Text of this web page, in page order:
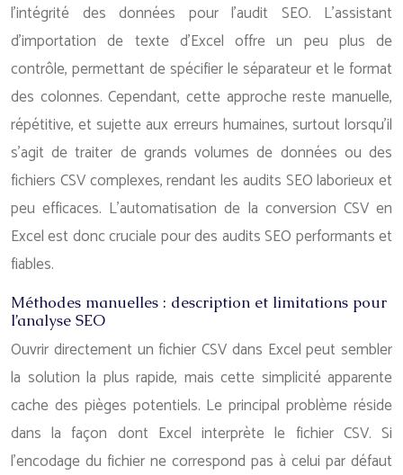
l’intégrité des données pour l’audit SEO. L’assistant
d’importation de texte d’Excel offre un peu plus de
contrôle, permettant de spécifier le séparateur et le format
des colonnes. Cependant, cette approche reste manuelle,
répétitive, et sujette aux erreurs humaines, surtout lorsqu’il
s’agit de traiter de grands volumes de données ou des
fichiers CSV complexes, rendant les audits SEO laborieux et
peu efficaces. L’automatisation de la conversion CSV en
Excel est donc cruciale pour des audits SEO performants et
fiables.
Méthodes manuelles : description et limitations pour
l’analyse SEO
Ouvrir directement un fichier CSV dans Excel peut sembler
la solution la plus rapide, mais cette simplicité apparente
cache des pièges potentiels. Le principal problème réside
dans la façon dont Excel interprète le fichier CSV. Si
l’encodage du fichier ne correspond pas à celui par défaut